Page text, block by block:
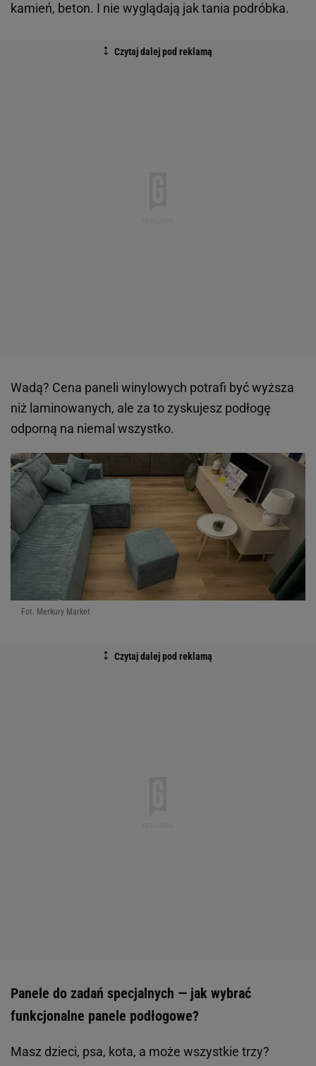
kamień, beton. I nie wyglądają jak tania podróbka.
Wadą? Cena paneli winylowych potrafi być wyższa
niż laminowanych, ale za to zyskujesz podłogę
odporną na niemal wszystko.
Fot. Merkury Market
Panele do zadań specjalnych — jak wybrać
funkcjonalne panele podłogowe?
Masz dzieci, psa, kota, a może wszystkie trzy?